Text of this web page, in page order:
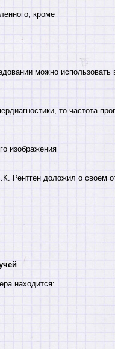
кроме
можно использовать
то частота
изображения
Рентген доложил о своем
находится: